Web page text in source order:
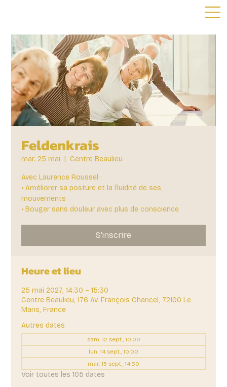
Feldenkrais
mar. 25 mai
  |
Centre Beaulieu
Avec Laurence Roussel :
• Améliorer sa posture et la fluidité de ses
mouvements
• Bouger sans douleur avec plus de conscience
S'inscrire
Heure et lieu
25 mai 2027, 14:30 – 15:30
Centre Beaulieu, 176 Av. François Chancel, 72100 Le
Mans, France
Autres dates
sam. 12 sept., 10:00
lun. 14 sept., 10:00
mar. 15 sept., 14:30
Voir toutes les 105 dates